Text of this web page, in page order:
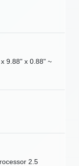
9.88" x 0.88" ~
2.5